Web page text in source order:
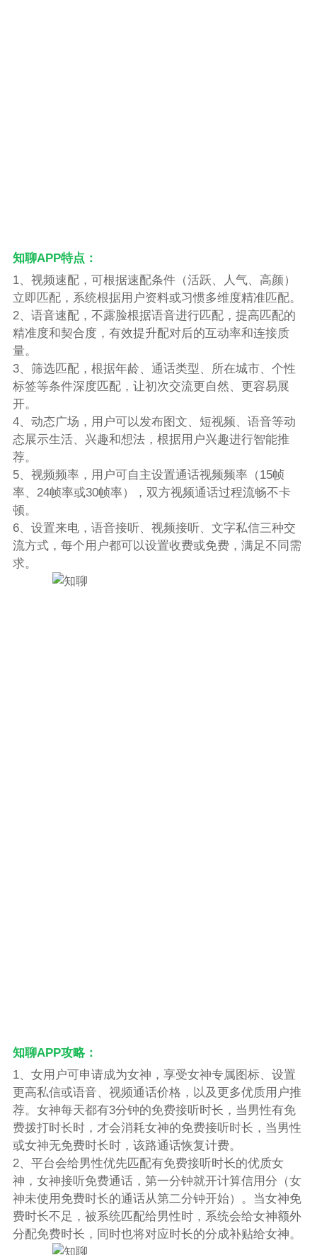
知聊APP特点：
1、视频速配，可根据速配条件（活跃、人气、高颜）
立即匹配，系统根据用户资料或习惯多维度精准匹配。
2、语音速配，不露脸根据语音进行匹配，提高匹配的
精准度和契合度，有效提升配对后的互动率和连接质
量。
3、筛选匹配，根据年龄、通话类型、所在城市、个性
标签等条件深度匹配，让初次交流更自然、更容易展
开。
4、动态广场，用户可以发布图文、短视频、语音等动
态展示生活、兴趣和想法，根据用户兴趣进行智能推
荐。
5、视频频率，用户可自主设置通话视频频率（15帧
率、24帧率或30帧率），双方视频通话过程流畅不卡
顿。
6、设置来电，语音接听、视频接听、文字私信三种交
流方式，每个用户都可以设置收费或免费，满足不同需
求。
知聊APP攻略：
1、女用户可申请成为女神，享受女神专属图标、设置
更高私信或语音、视频通话价格，以及更多优质用户推
荐。女神每天都有3分钟的免费接听时长，当男性有免
费拨打时长时，才会消耗女神的免费接听时长，当男性
或女神无免费时长时，该路通话恢复计费。
2、平台会给男性优先匹配有免费接听时长的优质女
神，女神接听免费通话，第一分钟就开计算信用分（女
神未使用免费时长的通话从第二分钟开始）。当女神免
费时长不足，被系统匹配给男性时，系统会给女神额外
分配免费时长，同时也将对应时长的分成补贴给女神。